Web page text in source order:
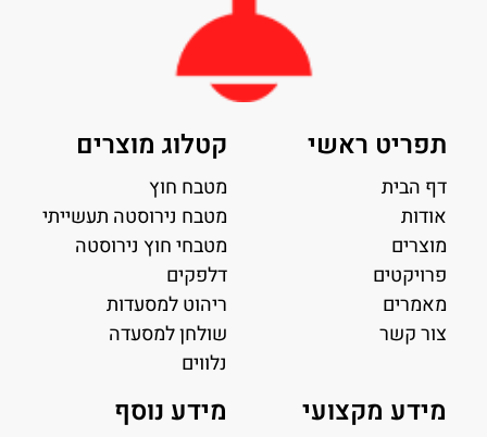
תפריט ראשי
דף הבית
אודות
מוצרים
פרויקטים
מאמרים
צור קשר
קטלוג מוצרים
מטבח חוץ
מטבח נירוסטה תעשייתי
מטבחי חוץ נירוסטה
דלפקים
ריהוט למסעדות
שולחן למסעדה
נלווים
מידע מקצועי מידע נוסף